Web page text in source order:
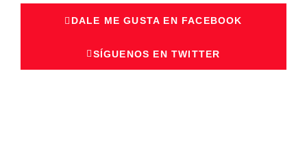
DALE ME GUSTA EN FACEBOOK
SÍGUENOS EN TWITTER